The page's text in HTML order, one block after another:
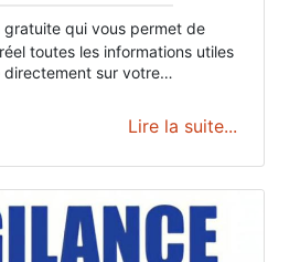
gratuite qui vous permet de
toutes les informations utiles
sur votre
Lire la suite...